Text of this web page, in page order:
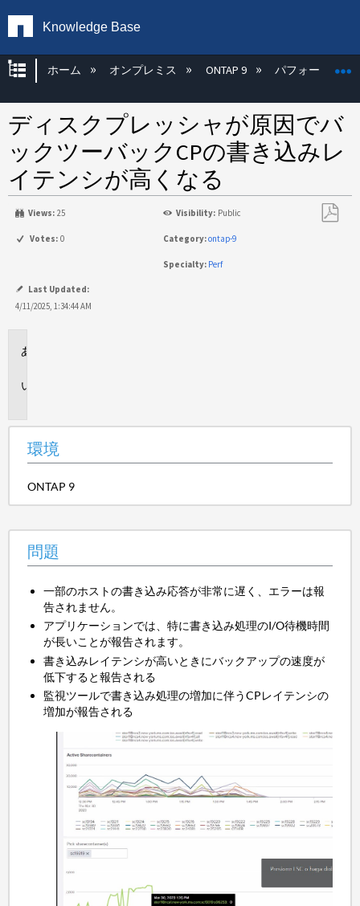
Knowledge Base
グローバル階層を展開/折りたたむ
ホーム オンプレミス ONTAP 9 パフォーマンス
ディスクプレッシャが原因でバ
ックツーバックCPの書き込みレ
イテンシが高くなる
Views: 25 Visibility: Public
Votes: 0 Category:ontap-9
Specialty: Perf
Last Updated:
4/11/2025, 1:34:44 AM
環境
ONTAP 9
問題
一部のホストの書き込み応答が非常に遅く、エラーは報
告されません。
アプリケーションでは、特に書き込み処理のI/O待機時間
が長いことが報告されます。
書き込みレイテンシが高いときにバックアップの速度が
低下すると報告される
監視ツールで書き込み処理の増加に伴うCPレイテンシの
増加が報告される